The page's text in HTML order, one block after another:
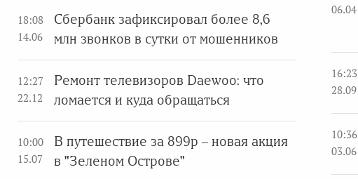
18:08
14.06
Сбербанк зафиксировал более 8,6
млн звонков в сутки от мошенников
12:27
22.12
Ремонт телевизоров Daewoo: что
ломается и куда обращаться
10:00
15.07
В путешествие за 899р – новая акция
в "Зеленом Острове"
06.04
16:23
28.09
10:36
03.06